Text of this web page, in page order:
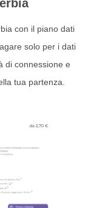
con il piano dati
solo per i dati
di connessione e
tua partenza.